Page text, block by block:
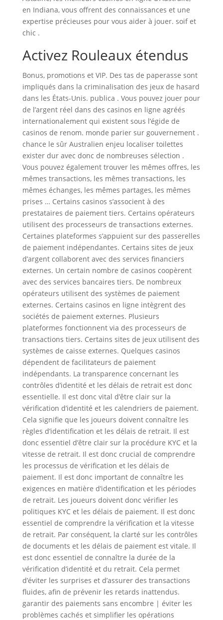
en Indiana, vous offrent des connaissances et une
expertise précieuses pour vous aider à jouer. soif et
chic .
Activez Rouleaux étendus
Bonus, promotions et VIP. Des tas de paperasse sont
impliqués dans la criminalisation des jeux de hasard
dans les États-Unis. publica . Vous pouvez jouer pour
de l’argent réel dans des casinos en ligne agréés
internationalement qui existent sous l’égide de
casinos de renom. monde parier sur gouvernement .
chance le sûr Australien enjeu localiser toilettes
exister dur avec donc de nombreuses sélection .
Vous pouvez également trouver les mêmes offres, les
mêmes transactions, les mêmes transactions, les
mêmes échanges, les mêmes partages, les mêmes
prises … Certains casinos s’associent à des
prestataires de paiement tiers. Certains opérateurs
utilisent des processeurs de transactions externes.
Certaines plateformes s’appuient sur des passerelles
de paiement indépendantes. Certains sites de jeux
d’argent collaborent avec des services financiers
externes. Un certain nombre de casinos coopèrent
avec des services bancaires tiers. De nombreux
opérateurs utilisent des systèmes de paiement
externes. Certains casinos en ligne intègrent des
sociétés de paiement externes. Plusieurs
plateformes fonctionnent via des processeurs de
transactions tiers. Certains sites de jeux utilisent des
systèmes de caisse externes. Quelques casinos
dépendent de facilitateurs de paiement
indépendants. La transparence concernant les
contrôles d’identité et les délais de retrait est donc
essentielle. Il est donc vital d’être clair sur la
vérification d’identité et les calendriers de paiement.
Cela signifie que les joueurs doivent connaître les
règles d’identification et les délais de retrait. Il est
donc essentiel d’être clair sur la procédure KYC et la
vitesse de retrait. Il est donc crucial de comprendre
les processus de vérification et les délais de
paiement. Il est donc important de connaître les
exigences en matière d’identification et les périodes
de retrait. Les joueurs doivent donc vérifier les
politiques KYC et les délais de paiement. Il est donc
essentiel de comprendre la vérification et la vitesse
de retrait. Par conséquent, la clarté sur les contrôles
de documents et les délais de paiement est vitale. Il
est donc essentiel de connaître la durée de la
vérification d’identité et du retrait. Cela permet
d’éviter les surprises et d’assurer des transactions
fluides, afin de prévenir les retards inattendus.
garantir des paiements sans encombre | éviter les
problèmes cachés et simplifier les opérations